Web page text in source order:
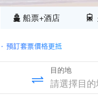
船票+酒店
目的地